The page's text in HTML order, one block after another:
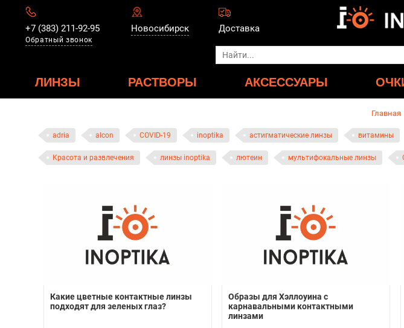
+7 (383) 211-92-95
Обратный звонок
Новосибирск Доставка
ЛИНЗЫ РАСТВОРЫ АКСЕССУАРЫ
Главная
adria alcon COVID-19 inoptika астигматические линзы витамины
Красота и развлечения линзы inoptika лютеин мультифокальные линзы
Какие цветные контактные линзы
подходят для зеленых глаз?
Образы для Хэллоуина с
карнавальными контактными
линзами